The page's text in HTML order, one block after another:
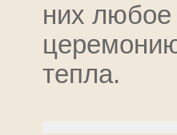
них любое
тепла.